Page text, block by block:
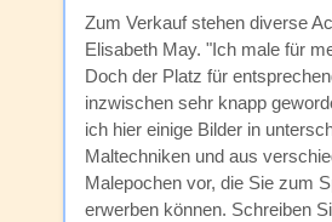
Zum Verkauf stehen diverse
Elisabeth May. "Ich male für
Doch der Platz für
inzwischen sehr knapp
ich hier einige Bilder in
Maltechniken und aus
Malepochen vor, die Sie zum
erwerben können. Schreiben